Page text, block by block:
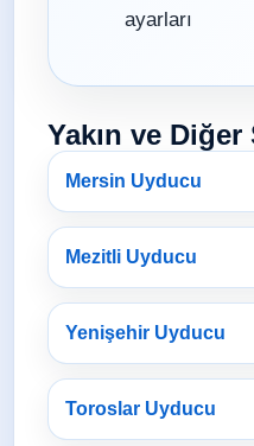
ayarları
Yakın ve
Mersin Uyducu
Mezitli Uyducu
Yenişehir Uyducu
Toroslar Uyducu